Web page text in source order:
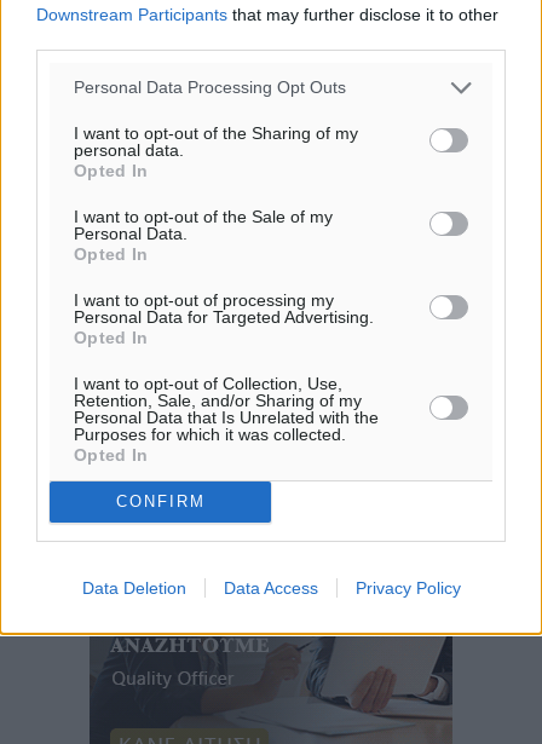
Downstream Participants that may further disclose it to other
Personal Data Processing Opt Outs
I want to opt-out of the Sharing of my
personal data.
Opted In
I want to opt-out of the Sale of my
Personal Data.
Opted In
I want to opt-out of processing my
Personal Data for Targeted Advertising.
Opted In
I want to opt-out of Collection, Use,
Retention, Sale, and/or Sharing of my
Personal Data that Is Unrelated with the
Purposes for which it was collected.
Opted In
CONFIRM
Data Deletion Data Access Privacy Policy